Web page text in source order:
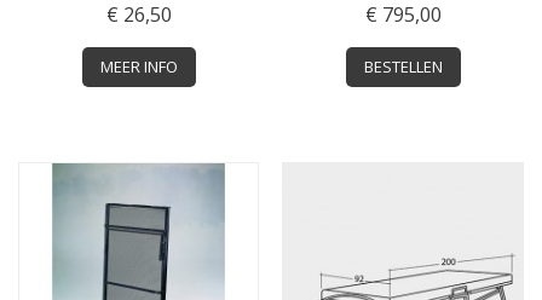
€ 26,50
MEER INFO
€ 795,00
BESTELLEN